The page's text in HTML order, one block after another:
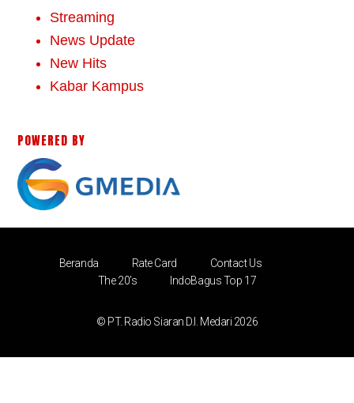
Streaming
News Update
New Hits
Kabar Kampus
POWERED BY
Beranda Rate Card
Contact Us
The 20’s
IndoBagus Top 17
© PT. Radio Siaran D.I. Medari 2026